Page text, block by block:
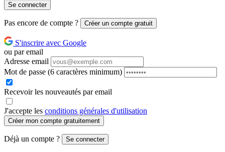
Se connecter
Pas encore de compte ? Créer un compte gratuit
S'inscrire avec Google
ou par email
Adresse email
Mot de passe (6 caractères minimum)
Recevoir les nouveautés par email
J'accepte les conditions générales d'utilisation
Créer mon compte gratuitement
Déjà un compte ? Se connecter